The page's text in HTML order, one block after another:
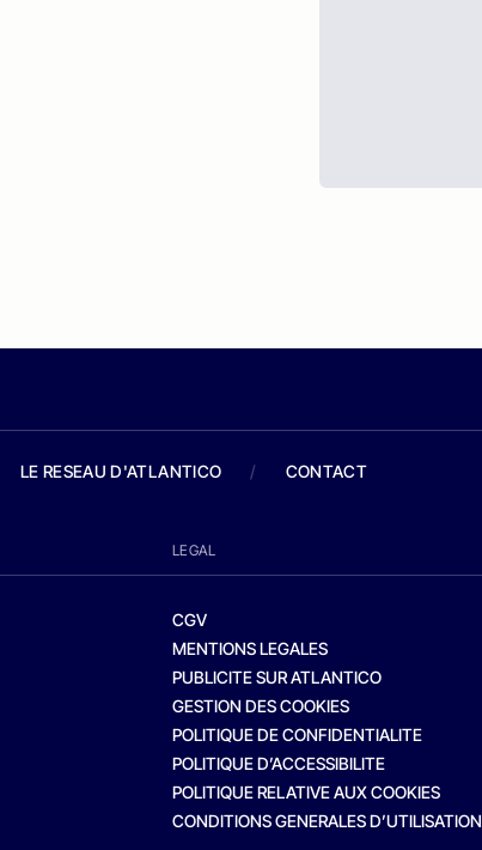
LE RESEAU D'ATLANTICO / CONTACT
LEGAL
CGV
MENTIONS LEGALES
PUBLICITE SUR ATLANTICO
GESTION DES COOKIES
POLITIQUE DE CONFIDENTIALITE
POLITIQUE D’ACCESSIBILITE
POLITIQUE RELATIVE AUX COOKIES
CONDITIONS GENERALES D’UTILISATION